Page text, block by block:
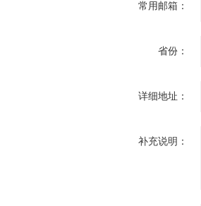
常用邮箱：
省份：
详细地址：
补充说明：